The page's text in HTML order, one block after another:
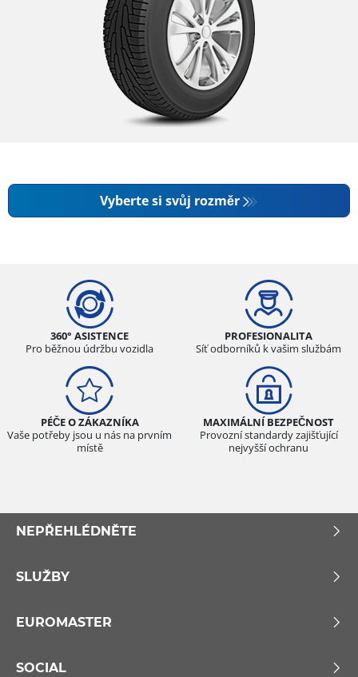
Vyberte si svůj rozměr
360° ASISTENCE
Pro běžnou údržbu vozidla
PROFESIONALITA
Síť odborníků k vašim službám
PÉČE O ZÁKAZNÍKA
Vaše potřeby jsou u nás na prvním
místě
MAXIMÁLNÍ BEZPEČNOST
Provozní standardy zajišťující
nejvyšší ochranu
NEPŘEHLÉDNĚTE
SLUŽBY
EUROMASTER
SOCIAL